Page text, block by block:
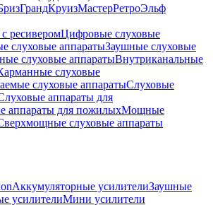
ГрандКруизМастерРетроЭльф
ресиверомЦифровые слуховые
слуховые аппаратыЗаушные слуховые
слуховые аппаратыВнутриканальные
слуховые
слуховые аппаратыСлуховые
аппараты для
аппараты для пожилыхМощные
слуховые аппараты
Аккумуляторные усилителиЗаушные
усилителиМини усилители